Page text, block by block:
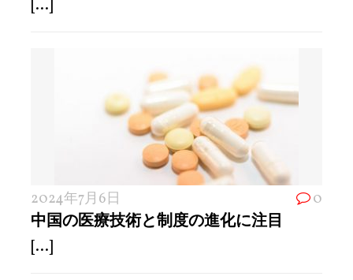
[...]
2024年7月6日 0
中国の医療技術と制度の進化に注目
[...]